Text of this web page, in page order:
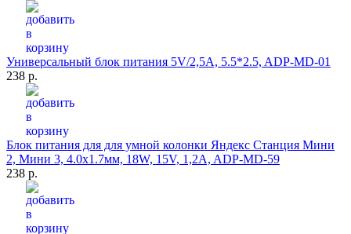
Универсальный блок питания 5V/2,5A, 5.5*2.5, ADP-MD-01
238 р.
Блок питания для для умной колонки Яндекс Станция Мини
2, Мини 3, 4.0x1.7мм, 18W, 15V, 1,2A, ADP-MD-59
238 р.